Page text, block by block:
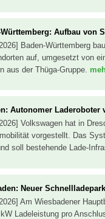
Aufbau von
Baden-Württemberg
auf, umgesetzt von
aus der Thüga-Gruppe.
Autonomer Laderoboter
Volkswagen hat in
vorgestellt. Das
soll bestehende Lade-
Neuer
Am Wiesbadener
Ladeleistung pro